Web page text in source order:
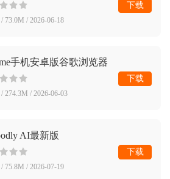
73.0M / 2026-06-18
下载
手机安卓版谷歌浏览器
274.3M / 2026-06-03
下载
AI最新版
75.8M / 2026-07-19
下载